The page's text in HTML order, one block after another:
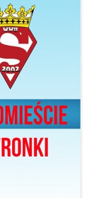
w postaci